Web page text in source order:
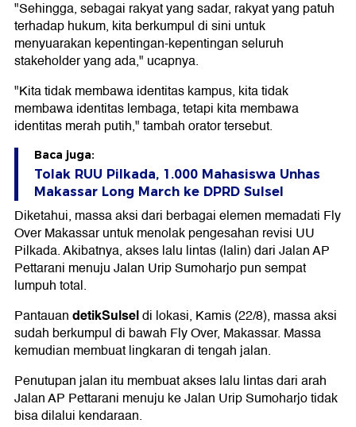
"Sehingga, sebagai rakyat yang sadar, rakyat yang patuh
terhadap hukum, kita berkumpul di sini untuk
menyuarakan kepentingan-kepentingan seluruh
stakeholder yang ada," ucapnya.
"Kita tidak membawa identitas kampus, kita tidak
membawa identitas lembaga, tetapi kita membawa
identitas merah putih," tambah orator tersebut.
Baca juga:
Tolak RUU Pilkada, 1.000 Mahasiswa Unhas
Makassar Long March ke DPRD Sulsel
Diketahui, massa aksi dari berbagai elemen memadati Fly
Over Makassar untuk menolak pengesahan revisi UU
Pilkada. Akibatnya, akses lalu lintas (lalin) dari Jalan AP
Pettarani menuju Jalan Urip Sumoharjo pun sempat
lumpuh total.
PantauandetikSulseldi lokasi, Kamis (22/8), massa aksi
sudah berkumpul di bawah Fly Over, Makassar. Massa
kemudian membuat lingkaran di tengah jalan.
Penutupan jalan itu membuat akses lalu lintas dari arah
Jalan AP Pettarani menuju ke Jalan Urip Sumoharjo tidak
bisa dilalui kendaraan.